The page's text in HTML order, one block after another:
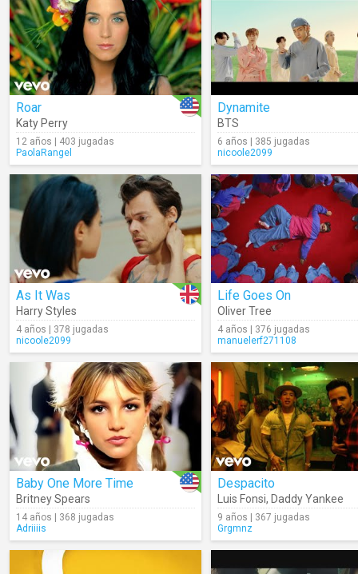
Roar
Katy Perry
12 años | 403 jugadas
PaolaRangel
Dynamite
BTS
6 años | 385 jugadas
nicoole2099
As It Was
Harry Styles
4 años | 378 jugadas
nicoole2099
Life Goes On
Oliver Tree
4 años | 376 jugadas
manuelerf271108
Baby One More Time
Britney Spears
14 años | 368 jugadas
Adriiiis
Despacito
Luis Fonsi, Daddy Yankee
9 años | 367 jugadas
Grgmnz